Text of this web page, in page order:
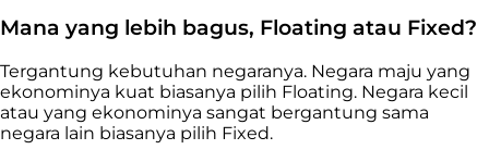
Mana yang lebih bagus, Floating atau Fixed?
Tergantung kebutuhan negaranya. Negara maju yang
ekonominya kuat biasanya pilih Floating. Negara kecil
atau yang ekonominya sangat bergantung sama
negara lain biasanya pilih Fixed.